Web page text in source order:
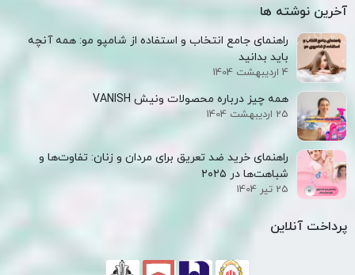
آخرین نوشته ها
راهنمای جامع انتخاب و استفاده از شامپو مو: همه آنچه
باید بدانید
4 اردیبهشت 1404
همه‌ چیز درباره محصولات ونیش VANISH
25 اردیبهشت 1404
راهنمای خرید ضد تعریق برای مردان و زنان: تفاوت‌ها و
شباهت‌ها در ۲۰۲۵
25 تیر 1404
پرداخت آنلاین